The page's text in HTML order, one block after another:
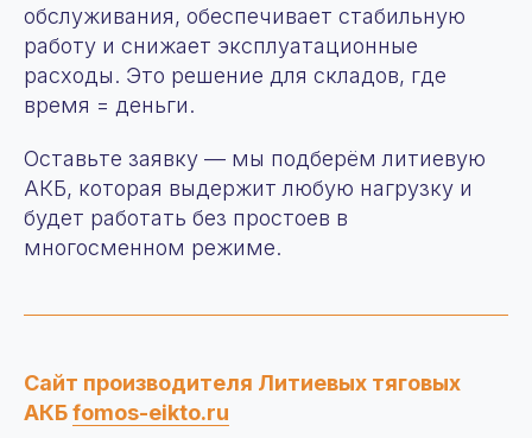
обслуживания, обеспечивает стабильную
работу и снижает эксплуатационные
расходы. Это решение для складов, где
время = деньги.
Оставьте заявку — мы подберём литиевую
АКБ, которая выдержит любую нагрузку и
будет работать без простоев в
многосменном режиме.
Сайт производителя Литиевых тяговых
АКБfomos-eikto.ru
О компании
д19, пом 55/1
Продукция
Услуги
Сотрудничество
Новости
zakaz@fomos-eikto.ru